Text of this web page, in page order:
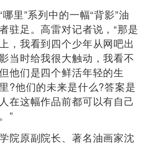
”系列中的一幅“背影”油
驻足。高雷对记者说，“那是
，我看到四个少年从网吧出
当时给我很大触动，我看不
他们是四个鲜活年轻的生
?他们的未来是什么?答案是
在这幅作品前都可以有自己
”
原副院长、著名油画家沈